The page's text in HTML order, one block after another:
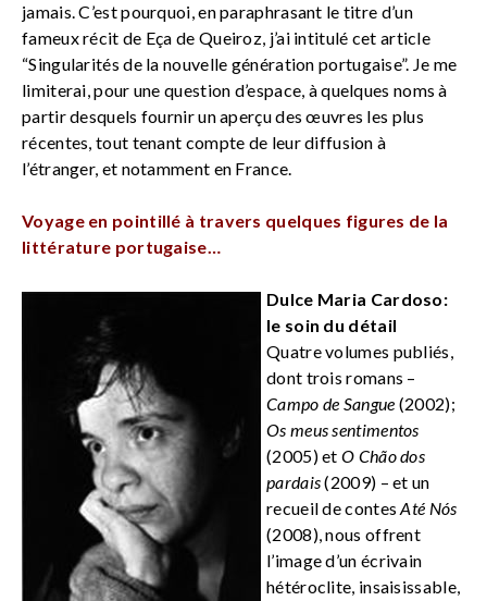
jamais. C’est pourquoi, en paraphrasant le titre d’un
fameux récit de Eça de Queiroz, j’ai intitulé cet article
“Singularités de la nouvelle génération portugaise”. Je me
limiterai, pour une question d’espace, à quelques noms à
partir desquels fournir un aperçu des œuvres les plus
récentes, tout tenant compte de leur diffusion à
l’étranger, et notamment en France.
Voyage en pointillé à travers quelques figures de la
littérature portugaise…
Dulce Maria Cardoso:
le soin du détail
Quatre volumes publiés,
dont trois romans –
Campo de Sangue (2002);
Os meus sentimentos
(2005) et O Chão dos
pardais(2009) – et un
recueil de contesAté Nós
(2008), nous offrent
l’image d’un écrivain
hétéroclite, insaisissable,